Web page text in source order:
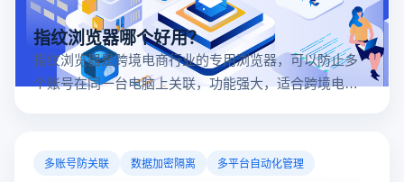
指纹浏览器哪个好用？
指纹浏览器是跨境电商行业的专用浏览器，可以防止多
个账号在同一台电脑上关联，功能强大，适合跨境电商
多账号防关联 数据加密隔离 多平台自动化管理